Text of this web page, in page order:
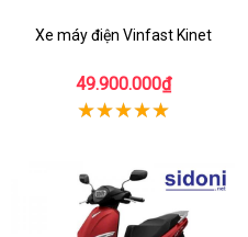
Xe máy điện Vinfast Kinet
49.900.000₫